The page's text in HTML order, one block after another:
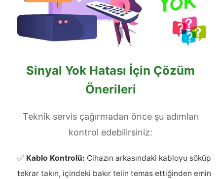
Sinyal Yok Hatası İçin Çözüm
Önerileri
Teknik servis çağırmadan önce şu adımları
kontrol edebilirsiniz:
✅ Kablo Kontrolü: Cihazın arkasındaki kabloyu söküp
tekrar takın, içindeki bakır telin temas ettiğinden emin